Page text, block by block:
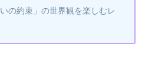
の約束」の世界観を楽しむレ